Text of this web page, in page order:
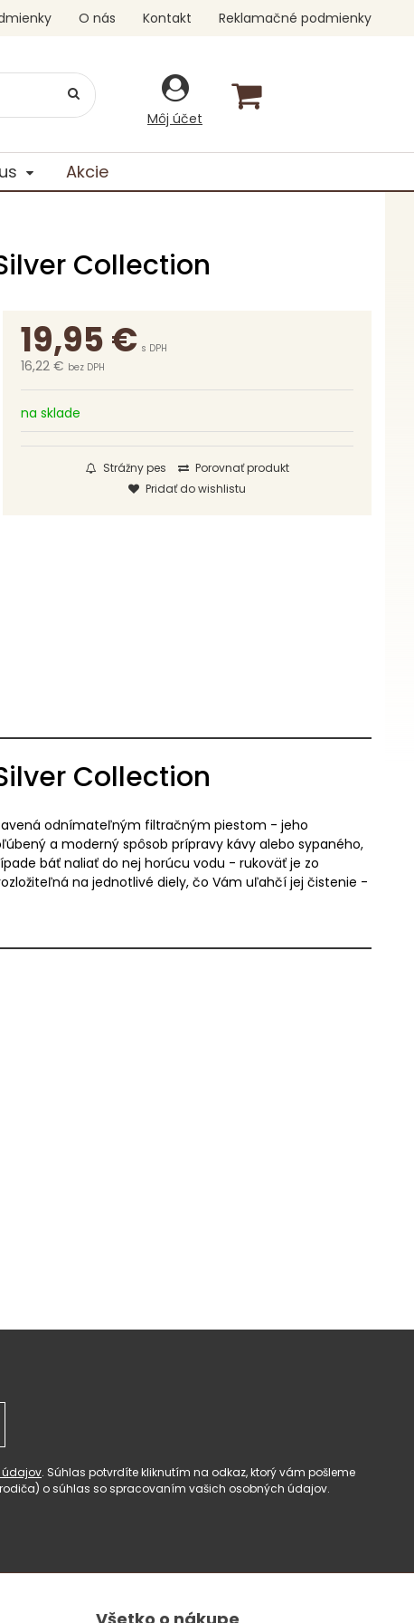
Môj účet
O nás Kontakt Reklamačné podmienky
Akcie
Collection
19,95€ s DPH
16,22 € bez DPH
na sklade
Strážny pes
Porovnať produkt
Pridať do wishlistu
Collection
odnímateľným filtračným piestom - jeho
a moderný spôsob prípravy kávy alebo sypaného,
báť naliať do nej horúcu vodu - rukoväť je zo
na jednotlivé diely, čo Vám uľahčí jej čistenie -
. Súhlas potvrdíte kliknutím na odkaz, ktorý vám pošleme
o súhlas so spracovaním vašich osobných údajov.